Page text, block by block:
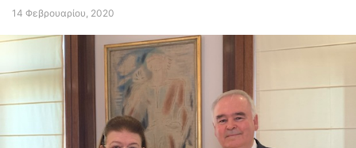
14 Φεβρουαρίου, 2020